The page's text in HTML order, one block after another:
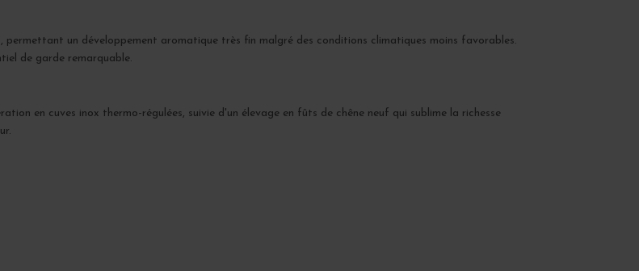
permettant un développement aromatique très fin malgré des conditions climatiques moins favorables.
de garde remarquable.
en cuves inox thermo-régulées, suivie d'un élevage en fûts de chêne neuf qui sublime la richesse